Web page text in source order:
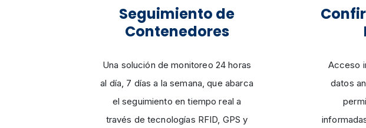
Seguimiento de
Contenedores
Una solución de monitoreo 24 horas
al día, 7 días a la semana, que abarca
el seguimiento en tiempo real a
través de tecnologías RFID, GPS y
Acceso
datos